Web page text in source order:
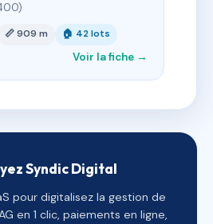
📏 909 m 🏠 42 lots
Voir la fiche →
Syndic Digital
pour digitalisez la gestion de
en 1 clic, paiements en ligne,